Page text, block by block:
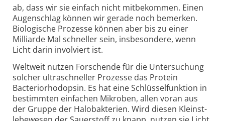
ab, dass wir sie einfach nicht mitbekommen. Einen
Augen­schlag können wir gerade noch bemerken.
Bio­logische Prozesse können aber bis zu einer
Milliarde Mal schneller sein, ins­besondere, wenn
Licht darin involviert ist.
Weltweit nutzen Forschende für die Unter­­suchung
solcher ultra­­schneller Prozesse das Protein
Bacterio­­rhodopsin. Es hat eine Schlüssel­­funktion in
bestimmten einfachen Mikroben, allen voran aus
der Gruppe der Halo­­bakterien. Wird diesen Kleinst­­